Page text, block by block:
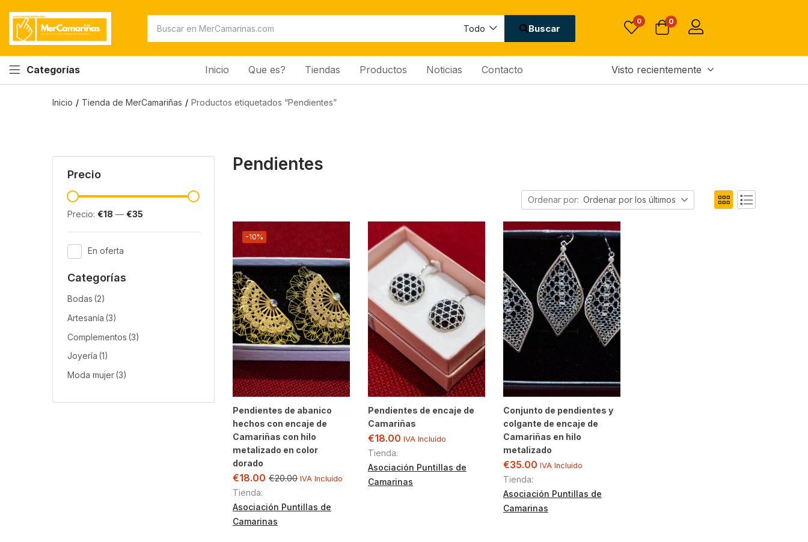
Todo Buscar
0 0
Categorías Inicio Que es? Tiendas Productos Noticias Contacto Visto recientemente
Inicio Tienda de MerCamariñas Productos etiquetados “Pendientes”
Precio
Precio: €18 — €35
En oferta
Categorías
Bodas (2)
Artesanía (3)
Complementos (3)
Joyería (1)
Moda mujer(3)
Pendientes
Ordenar por: Ordenar por los últimos
-10%
Pendientes de abanico
hechos con encaje de
Camariñas con hilo
metalizado en color
dorado
€18.00 €20.00 IVA Incluído
Tienda:
Asociación Puntillas de
Camarinas
Pendientes de encaje de
Camariñas
€18.00 IVA Incluído
Tienda:
Asociación Puntillas de
Camarinas
Conjunto de pendientes y
colgante de encaje de
Camariñas en hilo
metalizado
€35.00 IVA Incluído
Tienda:
Asociación Puntillas de
Camarinas